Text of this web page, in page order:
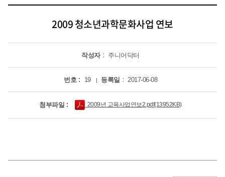
2009 청소년과학문화사업 연보
작성자 주니어닥터
번호 19 등록일 2017-06-08
첨부파일 2009년 교육사업연보2.pdf(13952KB)